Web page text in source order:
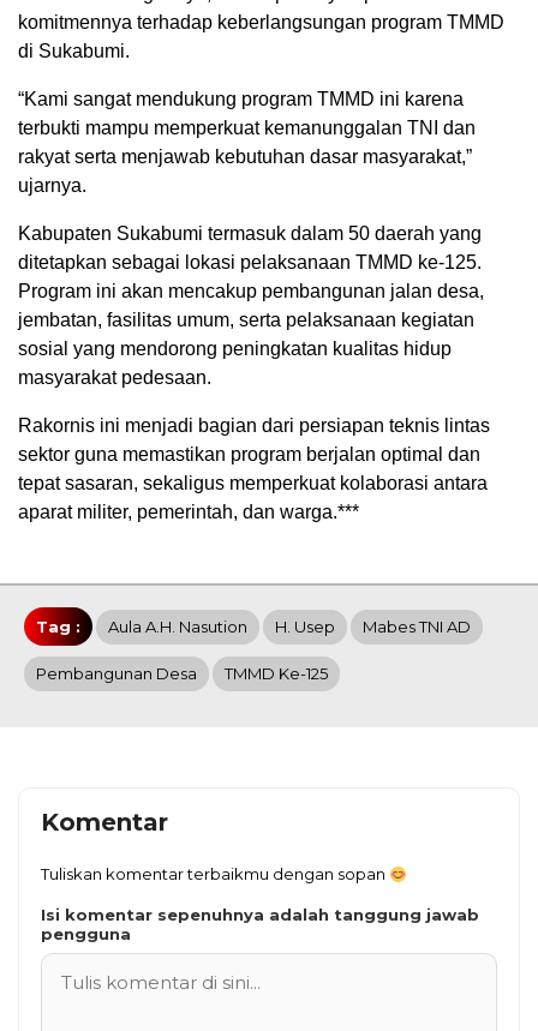
komitmennya terhadap keberlangsungan program TMMD
di Sukabumi.
“Kami sangat mendukung program TMMD ini karena
terbukti mampu memperkuat kemanunggalan TNI dan
rakyat serta menjawab kebutuhan dasar masyarakat,”
ujarnya.
Kabupaten Sukabumi termasuk dalam 50 daerah yang
ditetapkan sebagai lokasi pelaksanaan TMMD ke-125.
Program ini akan mencakup pembangunan jalan desa,
jembatan, fasilitas umum, serta pelaksanaan kegiatan
sosial yang mendorong peningkatan kualitas hidup
masyarakat pedesaan.
Rakornis ini menjadi bagian dari persiapan teknis lintas
sektor guna memastikan program berjalan optimal dan
tepat sasaran, sekaligus memperkuat kolaborasi antara
aparat militer, pemerintah, dan warga.***
Tag : Aula A.H. Nasution H. Usep Mabes TNI AD
Pembangunan Desa TMMD Ke-125
Komentar
Tuliskan komentar terbaikmu dengan sopan
Isi komentar sepenuhnya adalah tanggung jawab
pengguna